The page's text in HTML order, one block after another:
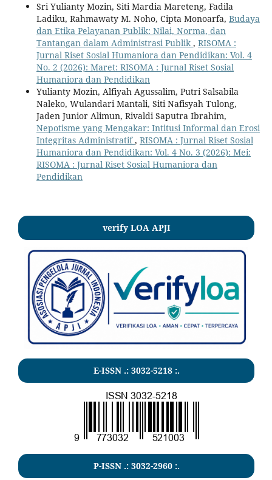
Sri Yulianty Mozin, Siti Mardia Mareteng, Fadila
Ladiku, Rahmawaty M. Noho, Cipta Monoarfa, Budaya
dan Etika Pelayanan Publik: Nilai, Norma, dan
Tantangan dalam Administrasi Publik , RISOMA :
Jurnal Riset Sosial Humaniora dan Pendidikan: Vol. 4
No. 2 (2026): Maret: RISOMA : Jurnal Riset Sosial
Humaniora dan Pendidikan
Yulianty Mozin, Alfiyah Agussalim, Putri Salsabila
Naleko, Wulandari Mantali, Siti Nafisyah Tulong,
Jaden Junior Alimun, Rivaldi Saputra Ibrahim,
Nepotisme yang Mengakar: Intitusi Informal dan Erosi
Integritas Administratif, RISOMA : Jurnal Riset Sosial
Humaniora dan Pendidikan: Vol. 4 No. 3 (2026): Mei:
RISOMA : Jurnal Riset Sosial Humaniora dan
Pendidikan
verify LOA APJI
E-ISSN .: 3032-5218:.
P-ISSN .: 3032-2960:.